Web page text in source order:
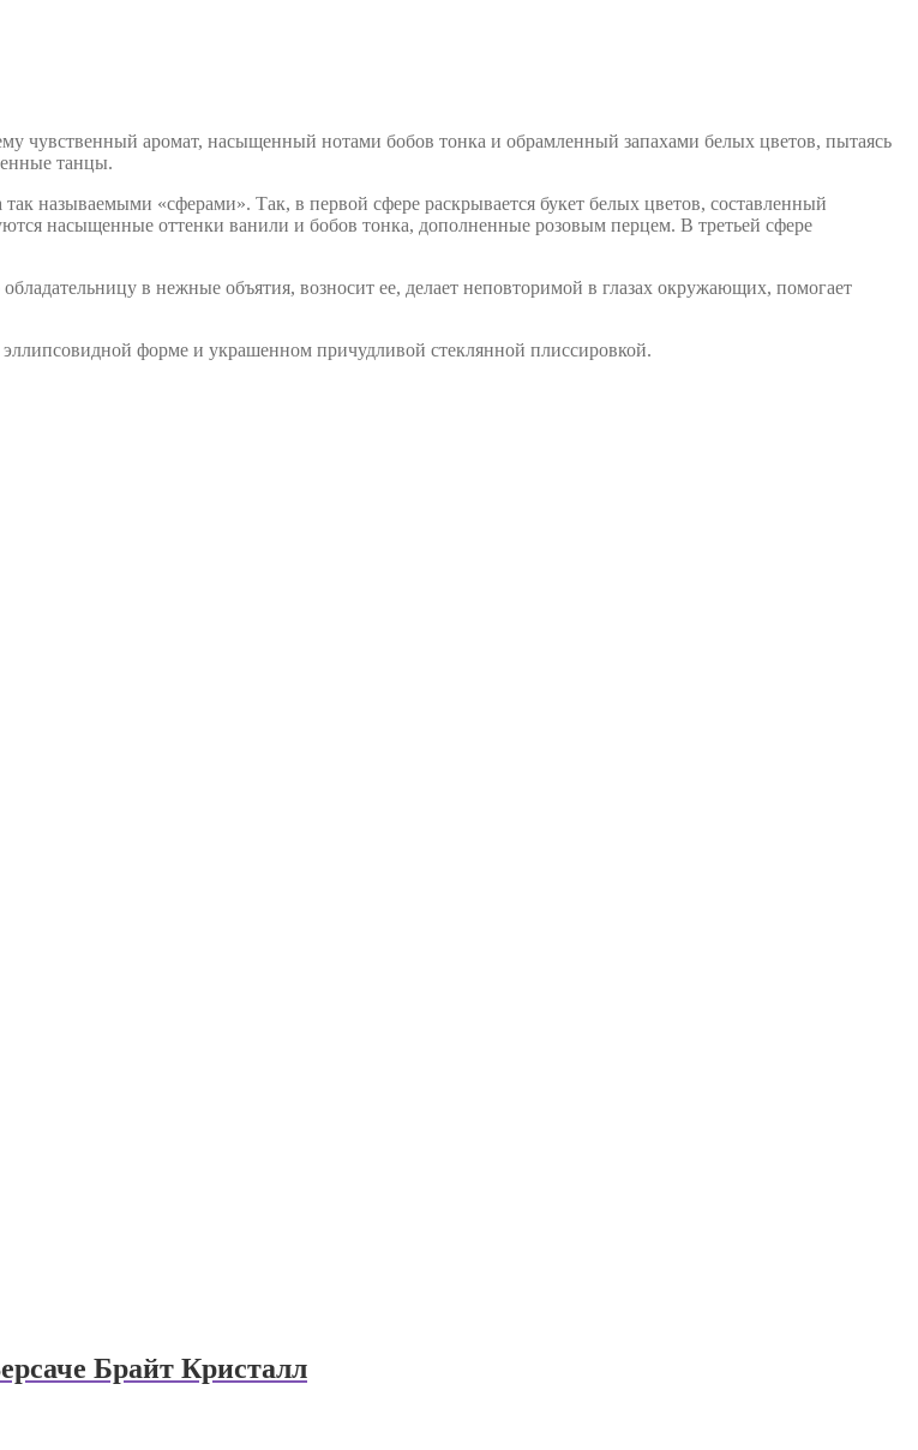
чувственный аромат, насыщенный нотами бобов тонка и обрамленный запахами белых цветов, пытаясь
танцы.
называемыми «сферами». Так, в первой сфере раскрывается букет белых цветов, составленный
насыщенные оттенки ванили и бобов тонка, дополненные розовым перцем. В третьей сфере
в нежные объятия, возносит ее, делает неповторимой в глазах окружающих, помогает
форме и украшенном причудливой стеклянной плиссировкой.
Брайт Кристалл